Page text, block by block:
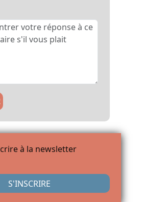
à la newsletter
S'INSCRIRE